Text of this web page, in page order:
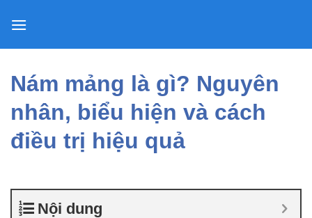
Nám mảng là gì? Nguyên
nhân, biểu hiện và cách
điều trị hiệu quả
Nội dung